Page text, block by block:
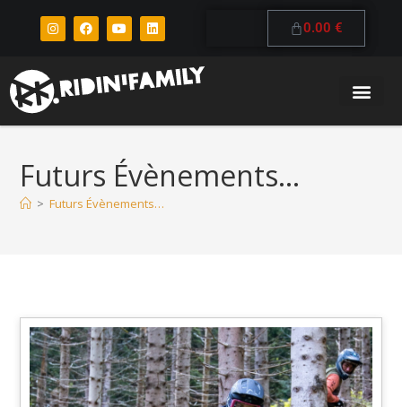
0.00 €
Futurs Évènements…
> Futurs Évènements…